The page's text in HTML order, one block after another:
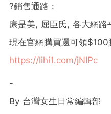
?銷售通路 :
康是美, 屈臣氏, 各大網
現在官網購買還可領$100
https://lihi1.com/jNIPc
-
By 台灣女生日常編輯部